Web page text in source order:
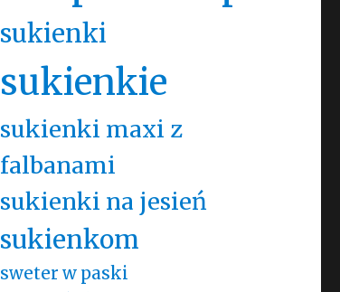
sukienki
sukienkie
sukienki maxi z
falbanami
sukienki na jesień
sukienkom
sweter w paski